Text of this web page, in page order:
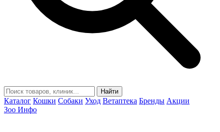
Найти
Каталог Кошки Собаки Уход Ветаптека Бренды Акции
Зоо Инфо